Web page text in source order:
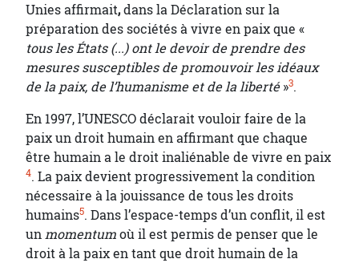
Unies affirmait,dans la Déclaration sur la
préparation des sociétés à vivre en paix que «
tous les États (...) ont le devoir de prendre des
mesures susceptibles de promouvoir les idéaux
de la paix, de l’humanisme et de la liberté»3.
En 1997, l’UNESCO déclarait vouloir faire de la
paix un droit humain en affirmant que chaque
être humain a le droit inaliénable de vivre en paix
4. La paix devient progressivement la condition
nécessaire à la jouissance de tous les droits
humains5. Dans l’espace-temps d’un conflit, il est
unmomentumoù il est permis de penser que le
droit à la paix en tant que droit humain de la